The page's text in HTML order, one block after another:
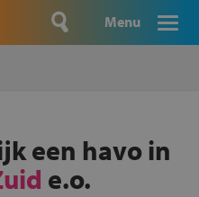
Menu
een havo in
e.o.